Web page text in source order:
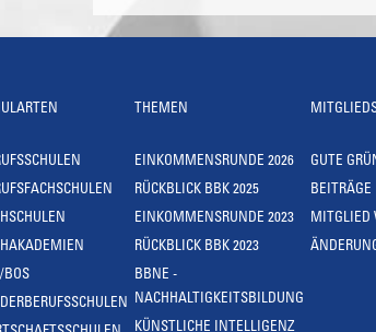
BOS
THEMEN
EINKOMMENSRUNDE 2026
RÜCKBLICK BBK 2025
EINKOMMENSRUNDE 2023
RÜCKBLICK BBK 2023
BBNE -
NACHHALTIGKEITSBILDUNG
KÜNSTLICHE INTELLIGENZ
GUTE
BEITRÄGE
MITGLIED